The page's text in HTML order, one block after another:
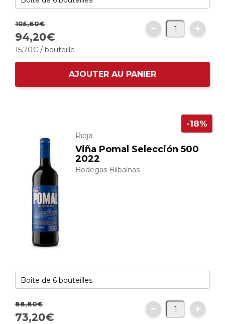
105,60€
94,20€
15,70€ / bouteille
AJOUTER AU PANIER
Rioja
Viña Pomal Selección 500
2022
Bodegas Bilbaínas
-18%
88,80€
73,20€